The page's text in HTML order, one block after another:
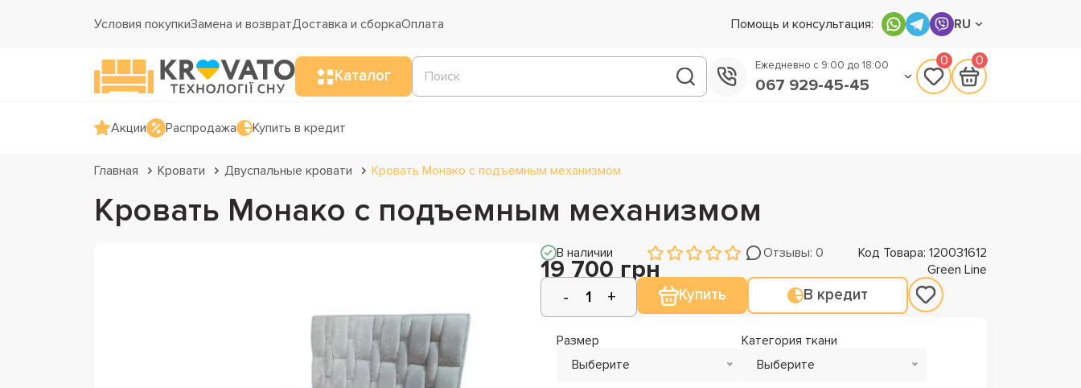
Условия покупкиЗамена и возвратДоставка и сборкаОплата Помощь и консультация: RU
Каталог
Ежедневно с 9:00 до 18:00
067 929-45-45
0 0
Акции Распродажа Купить в кредит
Главная Кровати Двуспальные кровати Кровать Монако с подъемным механизмом
Кровать Монако с подъемным механизмом
В наличии Отзывы: 0 Код Товара: 120031612
19 700 грн Green Line
Купить В кредит
Размер
Выберите
Категория ткани
Выберите